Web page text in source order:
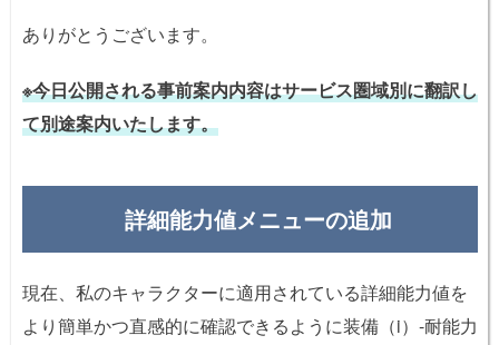
ありがとうございます。
※今日公開される事前案内内容はサービス圏域別に翻訳し
て別途案内いたします。
詳細能力値メニューの追加
現在、私のキャラクターに適用されている詳細能力値を
より簡単かつ直感的に確認できるように装備（i）-耐能力